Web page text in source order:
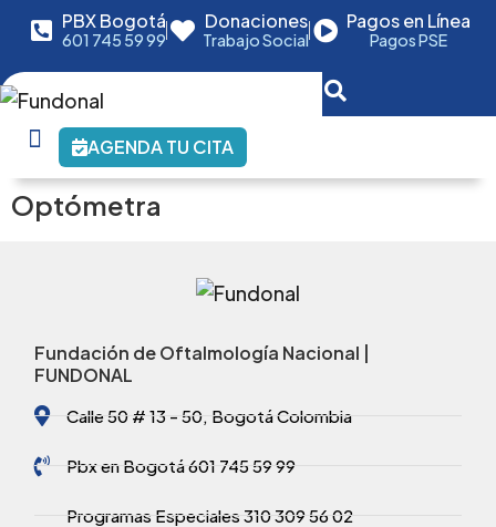
PBX Bogotá
601 745 59 99
Donaciones
Trabajo Social
Pagos en Línea
Pagos PSE
AGENDA TU CITA
Optómetra
Fundación de Oftalmología Nacional |
FUNDONAL
Calle 50 # 13 - 50, Bogotá Colombia
Pbx en Bogotá 601 745 59 99
Programas Especiales 310 309 56 02